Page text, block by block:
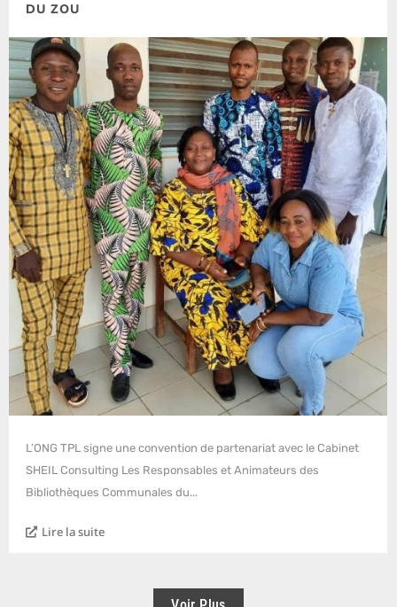
DU ZOU
L’ONG TPL signe une convention de partenariat avec le Cabinet
SHEIL Consulting Les Responsables et Animateurs des
Bibliothèques Communales du...
Lire la suite